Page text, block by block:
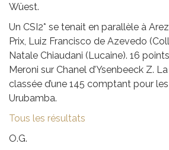
Wüest.
Un CSI2* se tenait en parallèle à
Prix, Luiz Francisco de Azevedo
Natale Chiaudani (Lucaine). 16
Meroni sur Chanel d’Ysenbeeck Z.
classée d’une 145 comptant pour
Urubamba.
Tous les résultats
O.G.